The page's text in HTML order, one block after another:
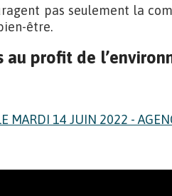
pas seulement la
être.
au profit de